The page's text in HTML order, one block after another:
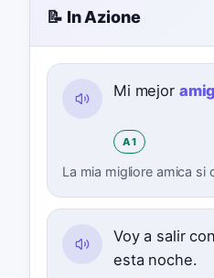
📝 In Azione
Mi mejor
A1
La mia migliore amica si
Voy a salir
esta noche.